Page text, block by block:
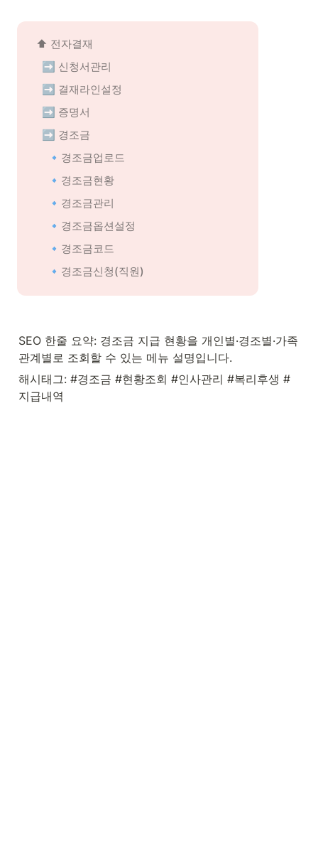
⬆️ 전자결재
➡️ 신청서관리
➡️ 결재라인설정
➡️ 증명서
➡️ 경조금
🔹경조금업로드
🔹경조금현황
🔹경조금관리
🔹경조금옵션설정
🔹경조금코드
🔹경조금신청(직원)
SEO 한줄 요약: 경조금 지급 현황을 개인별·경조별·가족
관계별로 조회할 수 있는 메뉴 설명입니다.
해시태그: #경조금 #현황조회 #인사관리 #복리후생 #
지급내역